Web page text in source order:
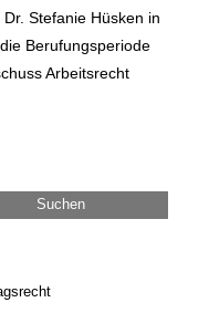
Stefanie Hüsken in
Berufungsperiode
Arbeitsrecht